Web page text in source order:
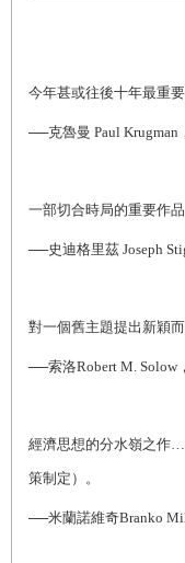
今年甚或往後十年最重要
──克魯曼 Paul Krugman
一部切合時局的重要作品
──史迪格里茲 Joseph
對一個舊主題提出新穎而
──索洛Robert M. Solow
經濟思想的分水嶺之作
策制定）。
──米蘭諾維奇Branko